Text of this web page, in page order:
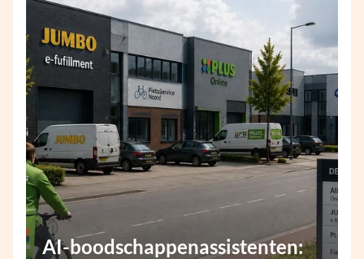
AI-boodschappenassistenten: